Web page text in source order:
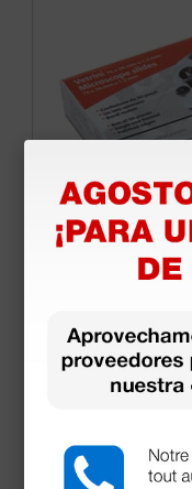
Portaobjetos